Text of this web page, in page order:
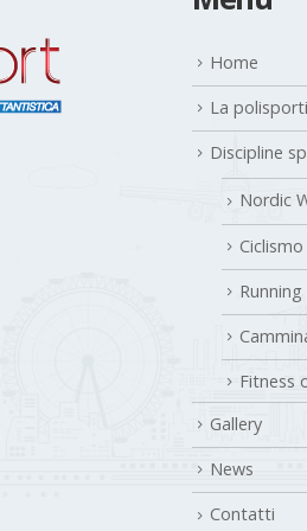
Home
La
Discipline
Nordic
Running
Fitness
Gallery
News
Contatti